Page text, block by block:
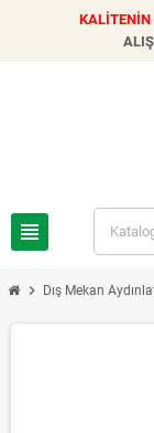
KALİTENİN
view_headline
chevron_right Dış Mekan